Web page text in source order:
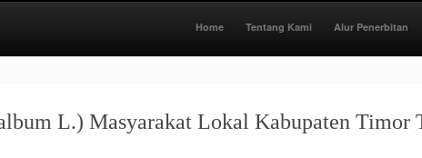
Home Tentang Kami Alur Penerbitan
L.) Masyarakat Lokal Kabupaten Timor